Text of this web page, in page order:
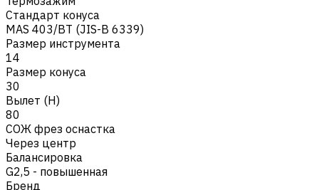
Стандарт конуса
MAS 403/BT (JIS-B 6339)
Размер инструмента
14
Размер конуса
30
Вылет (H)
80
СОЖ фрез оснастка
Через центр
Балансировка
G2,5 - повышенная
Бренд